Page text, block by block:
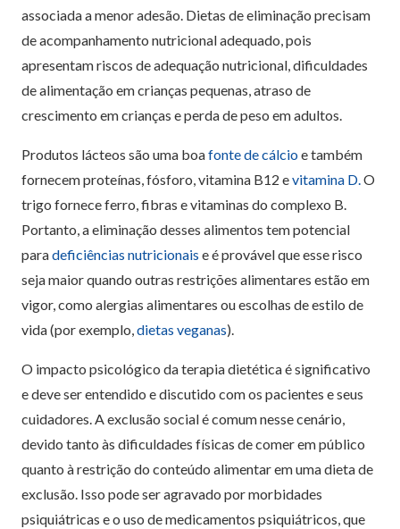
associada a menor adesão. Dietas de eliminação precisam
de acompanhamento nutricional adequado, pois
apresentam riscos de adequação nutricional, dificuldades
de alimentação em crianças pequenas, atraso de
crescimento em crianças e perda de peso em adultos.
Produtos lácteos são uma boafonte de cálcioe também
fornecem proteínas, fósforo, vitamina B12 evitamina D.O
trigo fornece ferro, fibras e vitaminas do complexo B.
Portanto, a eliminação desses alimentos tem potencial
paradeficiências nutricionais e é provável que esse risco
seja maior quando outras restrições alimentares estão em
vigor, como alergias alimentares ou escolhas de estilo de
vida (por exemplo,dietas veganas).
O impacto psicológico da terapia dietética é significativo
e deve ser entendido e discutido com os pacientes e seus
cuidadores. A exclusão social é comum nesse cenário,
devido tanto às dificuldades físicas de comer em público
quanto à restrição do conteúdo alimentar em uma dieta de
exclusão. Isso pode ser agravado por morbidades
psiquiátricas e o uso de medicamentos psiquiátricos, que